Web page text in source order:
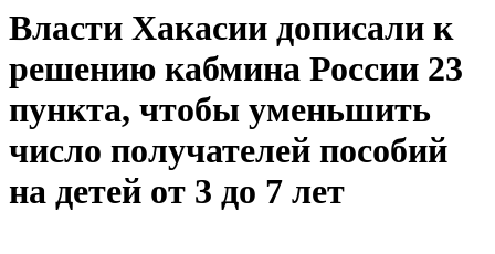
Власти Хакасии дописали к
решению кабмина России 23
пункта, чтобы уменьшить
число получателей пособий
на детей от 3 до 7 лет